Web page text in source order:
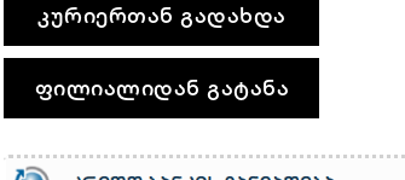
კურიერთან გადახდა
ფილიალიდან გატანა